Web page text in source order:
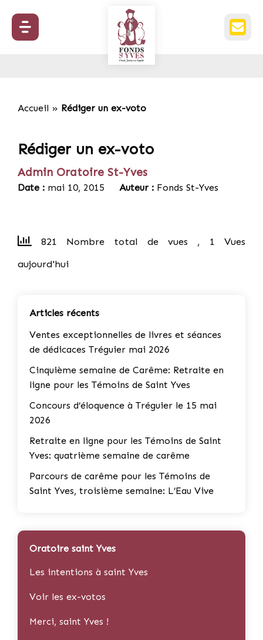
Accueil » Rédiger un ex-voto
Rédiger un ex-voto
Admin Oratoire St-Yves
Date : mai 10, 2015 Auteur : Fonds St-Yves
821 Nombre total de vues , 1 Vues
aujourd'hui
Articles récents
Ventes exceptionnelles de livres et séances
de dédicaces Tréguier mai 2026
Cinquième semaine de Carême: Retraite en
ligne pour les Témoins de Saint Yves
Concours d’éloquence à Tréguier le 15 mai
2026
Retraite en ligne pour les Témoins de Saint
Yves: quatrième semaine de carême
Parcours de carême pour les Témoins de
Saint Yves, troisième semaine: L’Eau Vive
Oratoire saint Yves
Les intentions à saint Yves
Voir les ex-votos
Merci, saint Yves !